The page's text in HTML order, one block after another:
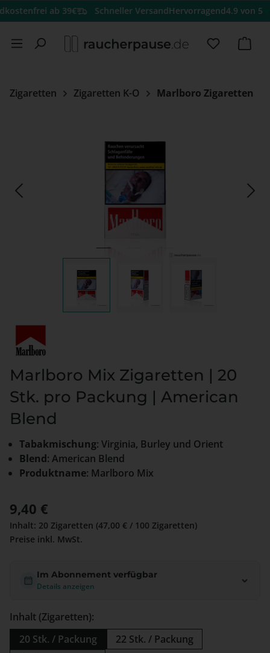
Zum Hauptinhalt springen
ab 39€ Schneller VersandHervorragend4.9 von 5★
Du hast
Zigaretten Zigaretten K-O Marlboro Zigaretten
Marlboro Mix Zigaretten | 20
Stk. pro Packung | American
Blend
Tabakmischung: Virginia, Burley und Orient
Blend: American Blend
Produktname: Marlboro Mix
Regulärer Preis:
9,40 €
Inhalt: 20 Zigaretten (47,00 € / 100 Zigaretten)
Preise inkl. MwSt.
Im Abonnement verfügbar
Details anzeigen
Inhalt (Zigaretten):
20 Stk. / Packung
22 Stk. / Packung